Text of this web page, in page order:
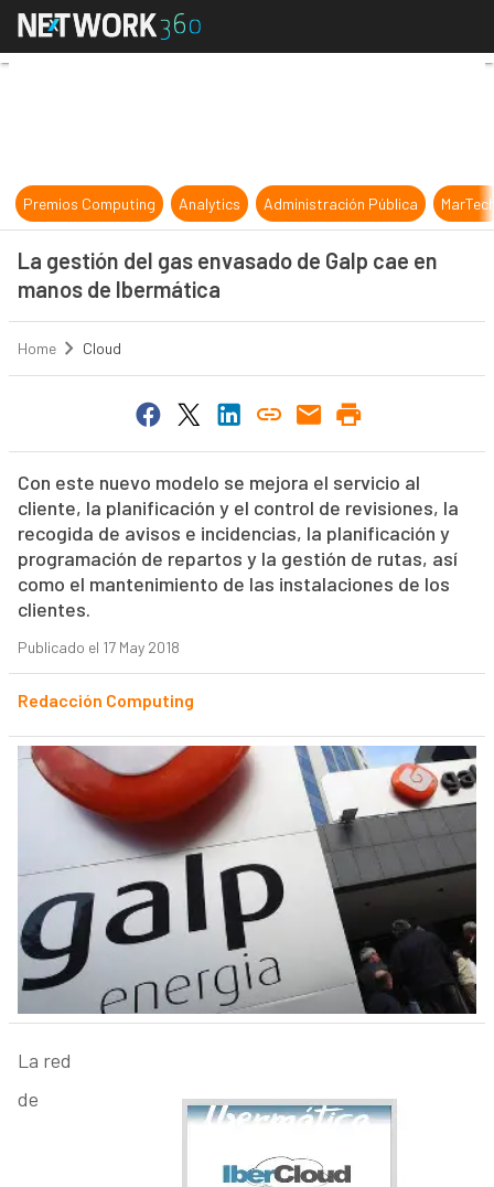
La gestión del gas envasado de
Premios Computing Analytics Administración Pública
La gestión del gas envasado de Galp cae en
manos de Ibermática
Home Cloud
Con este nuevo modelo se mejora el servicio al
cliente, la planificación y el control de revisiones, la
recogida de avisos e incidencias, la planificación y
programación de repartos y la gestión de rutas, así
como el mantenimiento de las instalaciones de los
clientes.
Publicado el 17 May 2018
Redacción Computing
La red
de